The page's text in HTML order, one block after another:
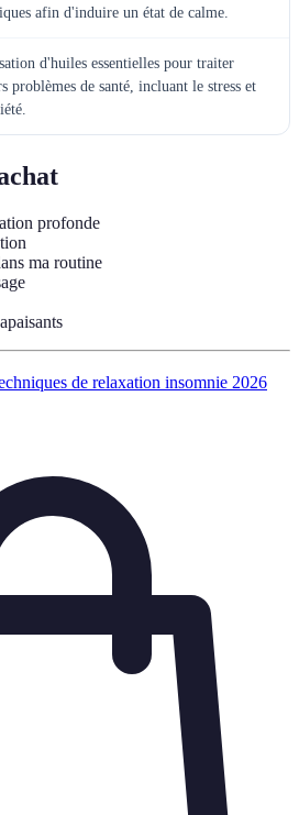
afin d'induire un état de calme.
d'huiles essentielles pour traiter
problèmes de santé, incluant le stress et
profonde
ma routine
de relaxation insomnie 2026